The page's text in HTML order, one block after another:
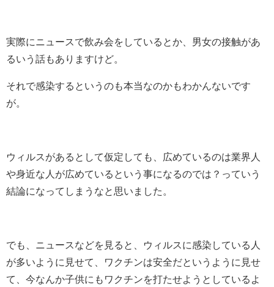
実際にニュースで飲み会をしているとか、男女の接触があ
るいう話もありますけど。
それで感染するというのも本当なのかもわかんないです
が。
ウィルスがあるとして仮定しても、広めているのは業界人
や身近な人が広めているという事になるのでは？っていう
結論になってしまうなと思いました。
でも、ニュースなどを見ると、ウィルスに感染している人
が多いように見せて、ワクチンは安全だというように見せ
て、今なんか子供にもワクチンを打たせようとしているよ